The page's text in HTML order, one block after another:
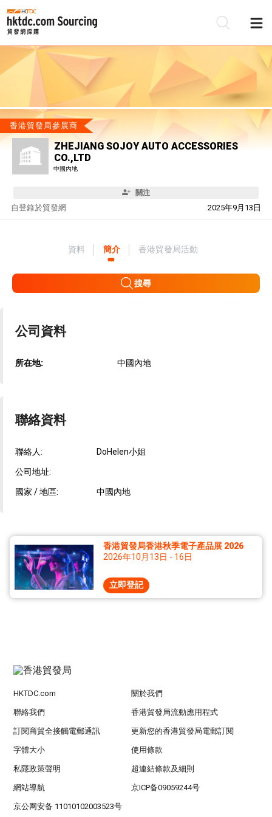
香港貿發局參展商
ZHEJIANG SOJOY AUTO ACCESSORIES
CO.,LTD
中國內地
關注
自 2025年9月13日
登錄於貿發網
資料 簡介 香港貿發局活動
搜尋
公司資料
所在地: 中國內地
聯絡資料
聯絡人: DoHelen小姐
公司地址:
國家 / 地區: 中國內地
香港貿發局香港秋季電子產品展 2026
2026年10月13日 - 16日
立即登記
HKTDC.com 關於我們
聯絡我們 香港貿發局流動應用程式
訂閱商貿全接觸電郵通訊 更新您的香港貿發局電郵訂閱
字體大小 使用條款
私隱政策聲明 超連結條款及細則
網站導航 京ICP备09059244号
京公网安备 11010102003523号